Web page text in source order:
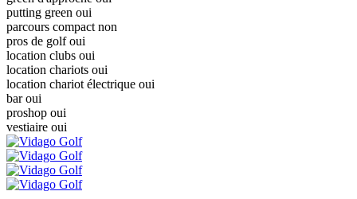
putting green oui
parcours compact non
pros de golf oui
location clubs oui
location chariots oui
location chariot électrique oui
bar oui
proshop oui
vestiaire oui